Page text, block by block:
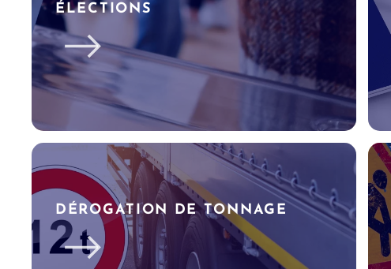
ÉLECTIONS
DÉROGATION DE TONNAGE